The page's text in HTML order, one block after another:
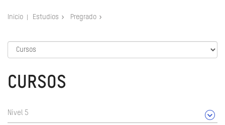
Inicio Estudios Pregrado
CURSOS
Nivel 5